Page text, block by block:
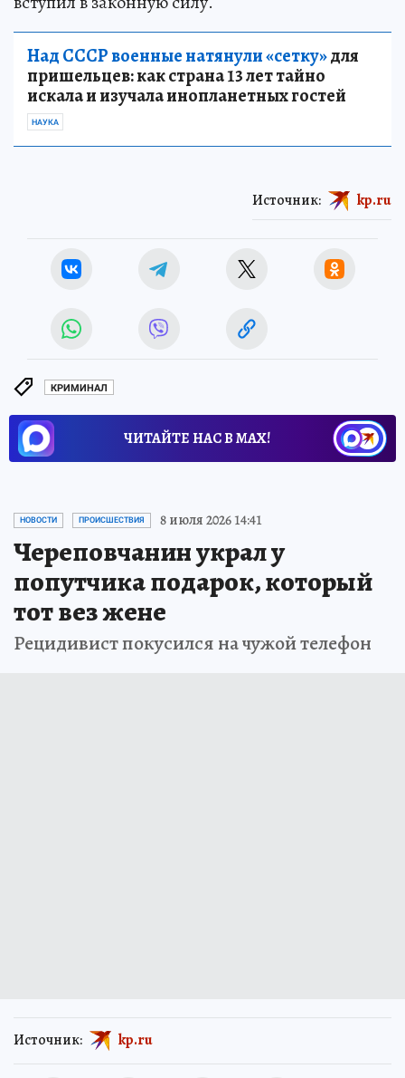
Над СССР военные натянули «сетку»для
пришельцев: как страна 13 лет тайно
искала и изучала инопланетных гостей
НАУКА
Источник: kp.ru
КРИМИНАЛ
ЧИТАЙТЕ НАС В МАХ!
НОВОСТИ ПРОИСШЕСТВИЯ 8 июля 2026 14:41
Череповчанин украл у
попутчика подарок, который
тот вез жене
Рецидивист покусился на чужой телефон
Источник: kp.ru